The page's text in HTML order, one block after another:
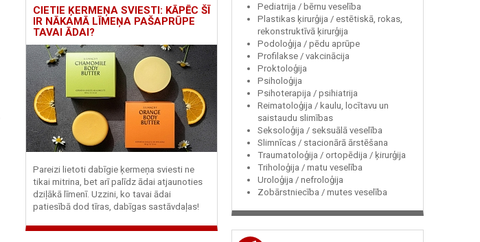
CIETIE ĶERMEŅA SVIESTI: KĀPĒC ŠĪ
IR NĀKAMĀ LĪMEŅA PAŠAPRŪPE
TAVAI ĀDAI?
Pareizi lietoti dabīgie ķermeņa sviesti ne
tikai mitrina, bet arī palīdz ādai atjaunoties
dziļākā līmenī. Uzzini, ko tavai ādai
patiesībā dod tīras, dabīgas sastāvdaļas!
Pediatrija / bērnu veselība
Plastikas ķirurģija / estētiskā, rokas,
rekonstruktīvā ķirurģija
Podoloģija / pēdu aprūpe
Profilakse / vakcinācija
Proktoloģija
Psiholoģija
Psihoterapija / psihiatrija
Reimatoloģija / kaulu, locītavu un
saistaudu slimības
Seksoloģija / seksuālā veselība
Slimnīcas / stacionārā ārstēšana
Traumatoloģija / ortopēdija / ķirurģija
Triholoģija / matu veselība
Uroloģija / nefroloģija
Zobārstniecība / mutes veselība